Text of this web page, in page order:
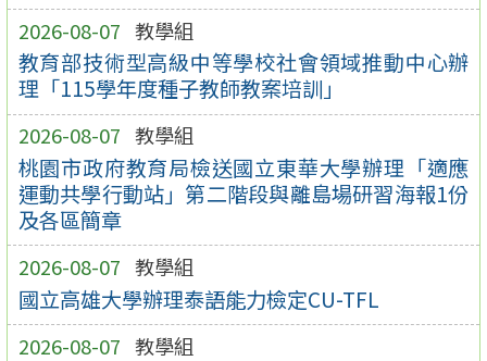
2026-08-07 教學組
教育部技術型高級中等學校社會領域推動中心辦
理「115學年度種子教師教案培訓」
2026-08-07 教學組
桃園市政府教育局檢送國立東華大學辦理「適應
運動共學行動站」第二階段與離島場研習海報1份
及各區簡章
2026-08-07 教學組
國立高雄大學辦理泰語能力檢定CU-TFL
2026-08-07 教學組